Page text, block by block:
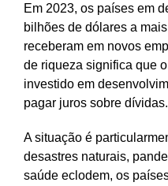
Em 2023, os países em
bilhões de dólares a
receberam em novos
de riqueza significa que
investido em
pagar juros sobre dívidas.
A situação é
desastres naturais,
saúde eclodem, os